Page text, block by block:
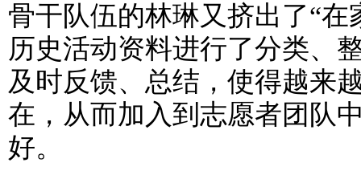
骨干队伍的林琳又挤出了“
历史活动资料进行了分类、
及时反馈、总结，使得越来
在，从而加入到志愿者团队
好。